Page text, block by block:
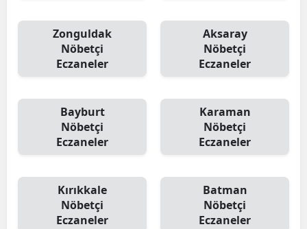
Zonguldak
Nöbetçi
Eczaneler
Aksaray
Nöbetçi
Eczaneler
Bayburt
Nöbetçi
Eczaneler
Karaman
Nöbetçi
Eczaneler
Kırıkkale
Nöbetçi
Eczaneler
Batman
Nöbetçi
Eczaneler